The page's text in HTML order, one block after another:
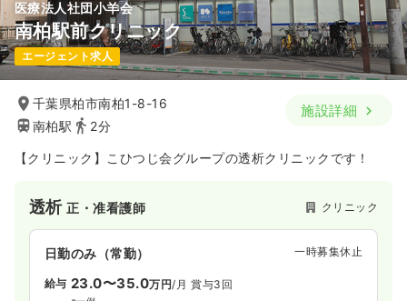
医療法人社団小羊会
南柏駅前クリニック
エージェント求人
千葉県柏市南柏1-8-16
南柏駅
2分
施設詳細
【クリニック】こひつじ会グループの透析クリニックです！
透析正・准看護師 クリニック
日勤のみ（常勤） 一時募集休止
給与 23.0〜35.0万円/月 賞与3回